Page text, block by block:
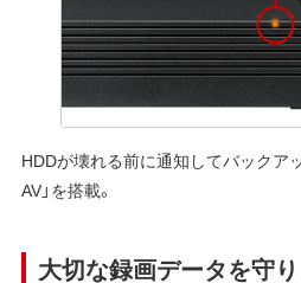
HDDが壊れる前に通知してバックア
AV」を搭載。
大切な録画データを守